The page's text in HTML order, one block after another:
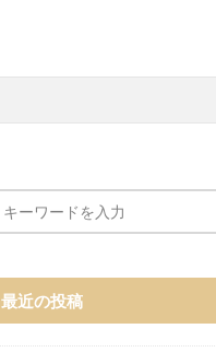
最近の投稿